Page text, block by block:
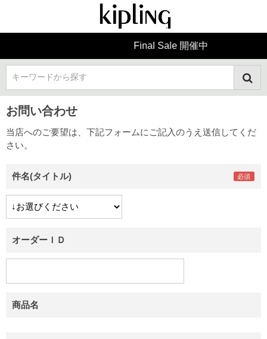
Final Sale 開催中
キーワードから探す
お問い合わせ
当店へのご要望は、下記フォームにご記入のうえ送信してくだ
さい。
件名(タイトル)
オーダーＩＤ
商品名